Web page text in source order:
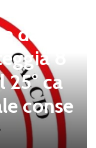
da cel
8
ca
conse